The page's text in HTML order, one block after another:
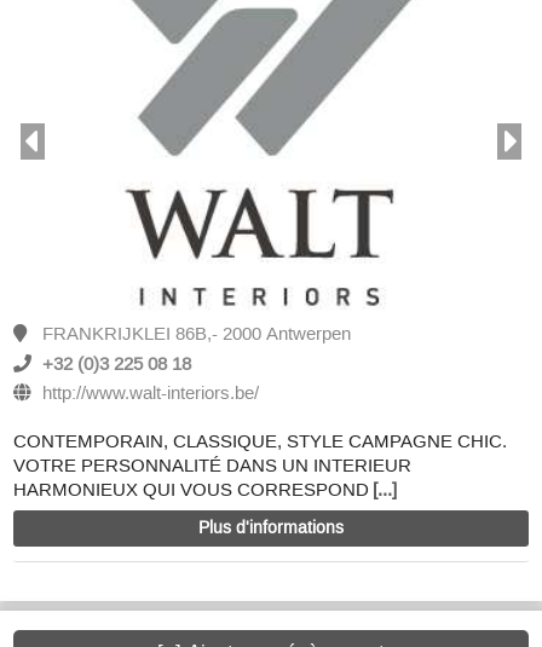
FRANKRIJKLEI 86B,- 2000 Antwerpen
+32 (0)3 225 08 18
http://www.walt-interiors.be/
CONTEMPORAIN, CLASSIQUE, STYLE CAMPAGNE CHIC.
VOTRE PERSONNALITÉ DANS UN INTERIEUR
HARMONIEUX QUI VOUS CORRESPOND [...]
Plus d'informations